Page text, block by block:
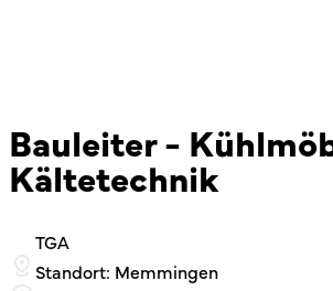
Bauleiter -
Kältetechnik
TGA
Standort: Memmingen